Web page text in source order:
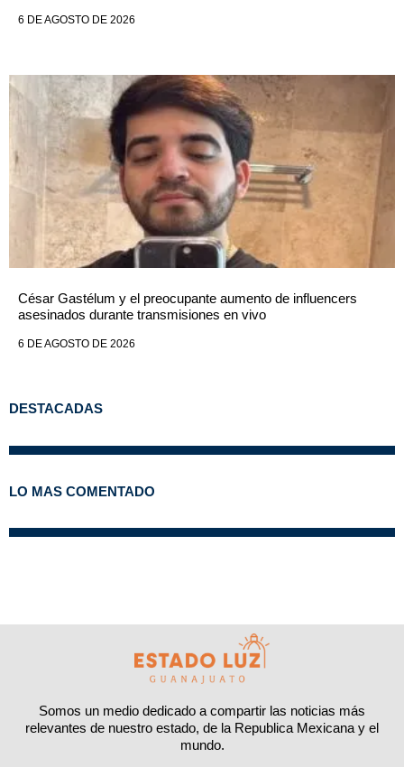
6 DE AGOSTO DE 2026
César Gastélum y el preocupante aumento de influencers
asesinados durante transmisiones en vivo
6 DE AGOSTO DE 2026
DESTACADAS
LO MAS COMENTADO
Somos un medio dedicado a compartir las noticias más
relevantes de nuestro estado, de la Republica Mexicana y el
mundo.